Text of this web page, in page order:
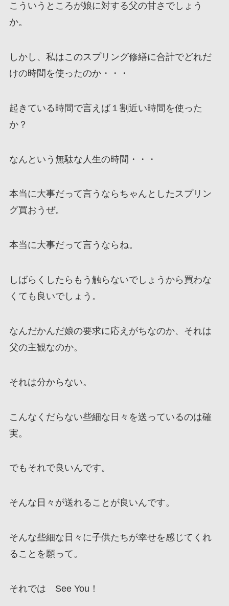
こういうところが娘に対する父の甘さでしょう
か。
しかし、私はこのスプリング修繕に合計でどれだ
けの時間を使ったのか・・・
起きている時間で言えば１割近い時間を使った
か？
なんという無駄な人生の時間・・・
本当に大事だって言うならちゃんとしたスプリン
グ買おうぜ。
本当に大事だって言うならね。
しばらくしたらもう触らないでしょうから買わな
くても良いでしょう。
なんだかんだ娘の要求に応えがちなのか、それは
父の主観なのか。
それは分からない。
こんなくだらない些細な日々を送っているのは確
実。
でもそれで良いんです。
そんな日々が送れることが良いんです。
そんな些細な日々に子供たちが幸せを感じてくれ
ることを願って。
それでは See You！